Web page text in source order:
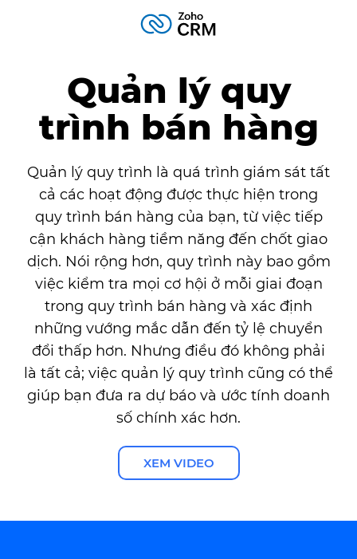
Quản lý quy
trình bán hàng
Quản lý quy trình là quá trình giám sát tất
cả các hoạt động được thực hiện trong
quy trình bán hàng của bạn, từ việc tiếp
cận khách hàng tiềm năng đến chốt giao
dịch. Nói rộng hơn, quy trình này bao gồm
việc kiểm tra mọi cơ hội ở mỗi giai đoạn
trong quy trình bán hàng và xác định
những vướng mắc dẫn đến tỷ lệ chuyển
đổi thấp hơn. Nhưng điều đó không phải
là tất cả; việc quản lý quy trình cũng có thể
giúp bạn đưa ra dự báo và ước tính doanh
số chính xác hơn.
XEM VIDEO